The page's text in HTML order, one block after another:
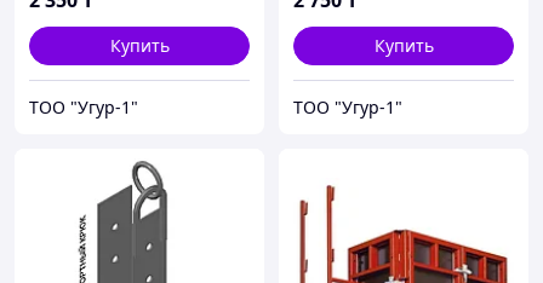
Купить
ТОО "Угур-1"
Купить
ТОО "Угур-1"